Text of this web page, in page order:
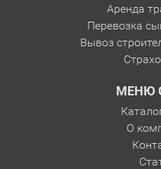
Аренда
Перевозка
Вывоз
МЕНЮ
О